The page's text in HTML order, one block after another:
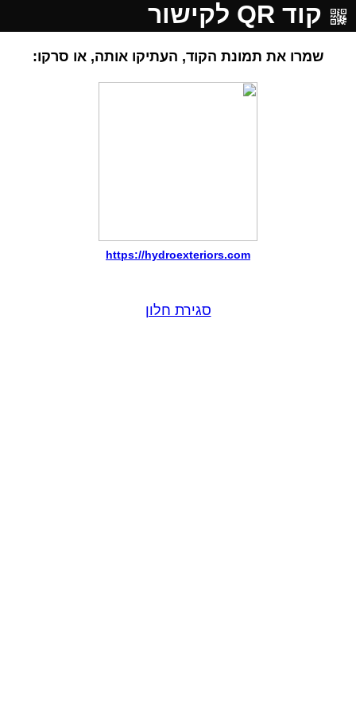
קוד QR לקישור
שמרו את תמונת הקוד, העתיקו אותה, או סרקו:
https://hydroexteriors.com
סגירת חלון